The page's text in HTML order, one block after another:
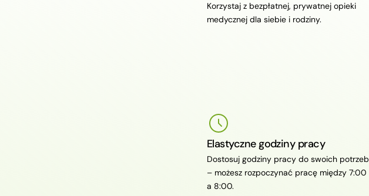
Korzystaj z bezpłatnej, prywatnej opieki
medycznej dla siebie i rodziny.
Elastyczne godziny pracy
Dostosuj godziny pracy do swoich potrzeb
– możesz rozpoczynać pracę między 7:00
a 8:00.